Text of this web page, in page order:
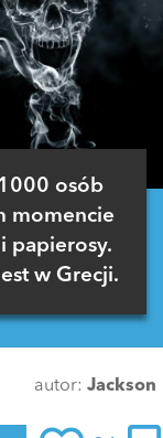
osób
momencie
papierosy.
w Grecji.
autor: Jackson